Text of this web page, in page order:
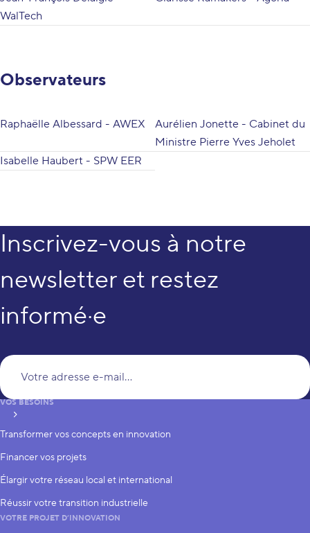
WalTech
Observateurs
Raphaëlle Albessard - AWEX
Aurélien Jonette - Cabinet du
Ministre Pierre Yves Jeholet
Isabelle Haubert - SPW EER
Inscrivez-vous à notre
newsletter et restez
informé·e
S’inscrire
VOS BESOINS
Transformer vos concepts en innovation
Financer vos projets
Élargir votre réseau local et international
Réussir votre transition industrielle
VOTRE PROJET D’INNOVATION